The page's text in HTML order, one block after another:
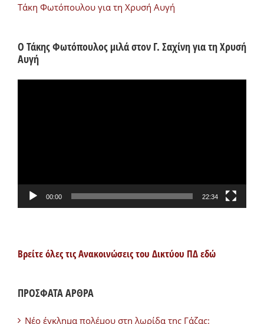
Τάκη Φωτόπουλου για τη Χρυσή Αυγή
Ο Τάκης Φωτόπουλος μιλά στον Γ. Σαχίνη για τη Χρυσή
Αυγή
00:00 22:34
Βρείτε όλες τις Ανακοινώσεις του Δικτύου ΠΔ εδώ
ΠΡΟΣΦΑΤΑ ΑΡΘΡΑ
Νέο έγκλημα πολέμου στη λωρίδα της Γάζας: